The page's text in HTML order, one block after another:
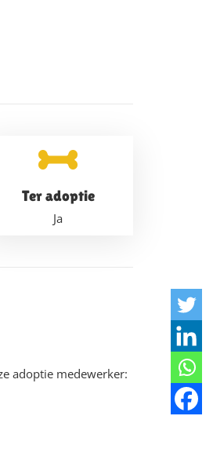
Ter adoptie
Ja
adoptie medewerker: